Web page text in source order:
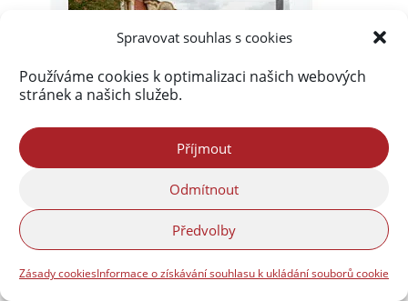
Spravovat souhlas s cookies
Používáme cookies k optimalizaci našich webových
stránek a našich služeb.
Příjmout
Odmítnout
Předvolby
Zásady cookiesInformace o získávání souhlasu k ukládání souborů cookie